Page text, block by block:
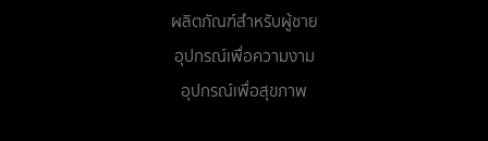
ผลิตภัณฑ์สำหรับผู้ชาย
อุปกรณ์เพื่อความงาม
อุปกรณ์เพื่อสุขภาพ